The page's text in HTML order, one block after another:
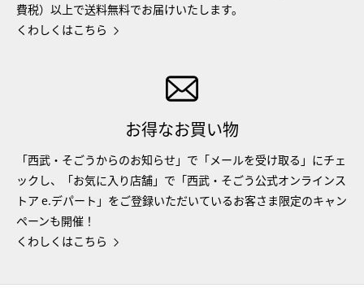
費税）以上で送料無料でお届けいたします。
くわしくはこちら
お得なお買い物
「西武・そごうからのお知らせ」で「メールを受け取る」にチェ
ックし、「お気に入り店舗」で「西武・そごう公式オンラインス
トア e.デパート」をご登録いただいているお客さま限定のキャン
ペーンも開催！
くわしくはこちら